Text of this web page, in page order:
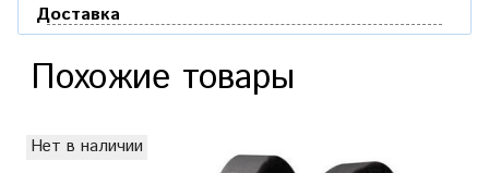
Доставка
Похожие товары
Нет в наличии